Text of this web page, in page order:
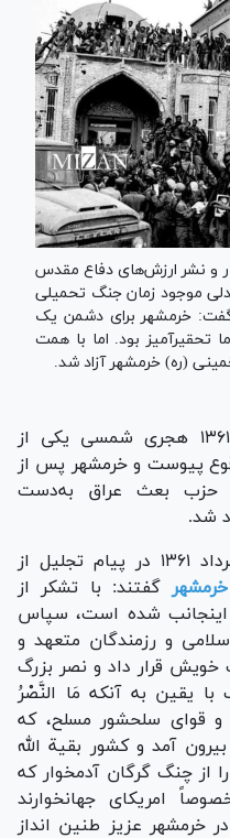
و نشر ارزش‌های دفاع مقدس
موجود زمان جنگ تحمیلی
گفت: خرمشهر برای دشمن یک
تحقیرآمیز بود. اما با همت
(ره) خرمشهر آزاد شد.
۳ خرداد سال ۱۳۶۱ هجری شمسی یکی از
پیوست و خرمشهر پس از
حزب بعث عراق به‌دست
شد.
امام‌خمینی رحمه الله علیه ۳ خرداد ۱۳۶۱ در پیام تجلیل از
گفتند: با تشکر از
اینجانب شده است، سپاس
و رزمندگان متعهد و
خویش قرار داد و نصر بزرگ
یقین به آنکه مَا النَّصْرُ
و قوای سلحشور مسلح، که
آمد و کشور بقیة الله
را از چنگ گرگان آدمخوار که
امریکای جهانخوارند
در خرمشهر عزیز طنین انداز